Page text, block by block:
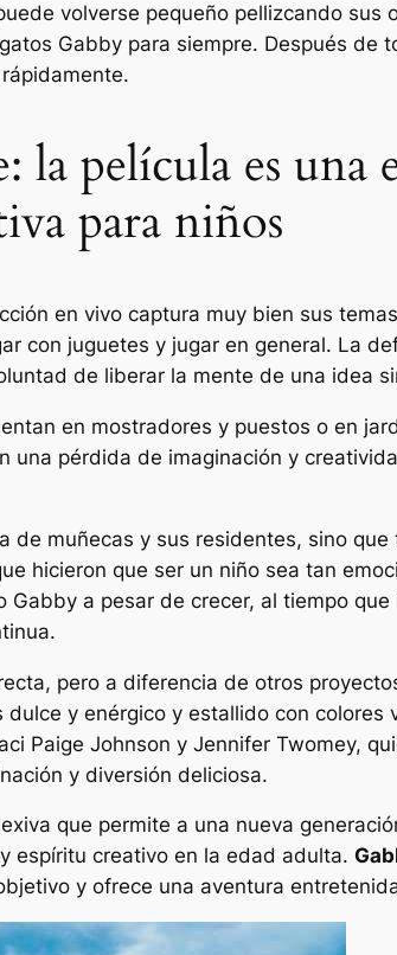
volverse pequeño pellizcando
Gabby para siempre. Después de
la película es
para niños
en vivo captura muy bien sus
con juguetes y jugar en general. La
de liberar la mente de una idea
en mostradores y puestos o en
una pérdida de imaginación y
de muñecas y sus residentes, sino
hicieron que ser un niño sea tan
Gabby a pesar de crecer, al tiempo
pero a diferencia de otros
y enérgico y estallido con
Paige Johnson y Jennifer Twomey,
y diversión deliciosa.
que permite a una nueva
espíritu creativo en la edad adulta.
y ofrece una aventura